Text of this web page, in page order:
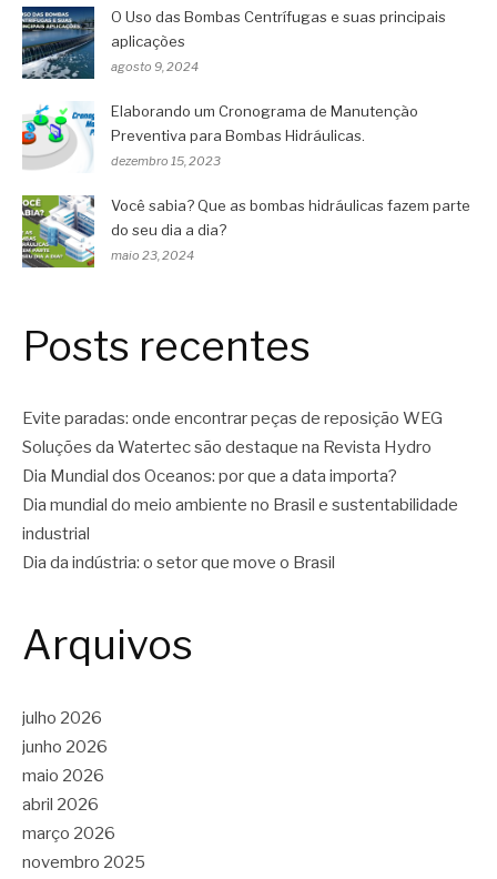
O Uso das Bombas Centrífugas e suas principais
aplicações
agosto 9, 2024
Elaborando um Cronograma de Manutenção
Preventiva para Bombas Hidráulicas.
dezembro 15, 2023
Você sabia? Que as bombas hidráulicas fazem parte
do seu dia a dia?
maio 23, 2024
Posts recentes
Evite paradas: onde encontrar peças de reposição WEG
Soluções da Watertec são destaque na Revista Hydro
Dia Mundial dos Oceanos: por que a data importa?
Dia mundial do meio ambiente no Brasil e sustentabilidade
industrial
Dia da indústria: o setor que move o Brasil
Arquivos
julho 2026
junho 2026
maio 2026
abril 2026
março 2026
novembro 2025